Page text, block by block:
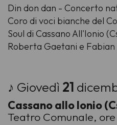
Din don dan - Concerto
Coro di voci bianche del
Soul di Cassano All'Ionio
Roberta Gaetani e
♪ Giovedì 21
Cassano allo Ionio
Teatro Comunale,